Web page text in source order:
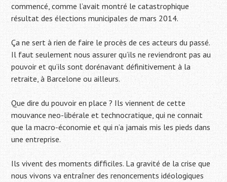
commencé, comme l’avait montré le catastrophique
résultat des élections municipales de mars 2014.
Ça ne sert à rien de faire le procès de ces acteurs du passé.
Il faut seulement nous assurer qu’ils ne reviendront pas au
pouvoir et qu’ils sont dorénavant définitivement à la
retraite, à Barcelone ou ailleurs.
Que dire du pouvoir en place ? Ils viennent de cette
mouvance neo-libérale et technocratique, qui ne connait
que la macro-économie et qui n’a jamais mis les pieds dans
une entreprise.
Ils vivent des moments difficiles. La gravité de la crise que
nous vivons va entraîner des renoncements idéologiques